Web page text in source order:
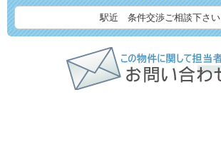
駅近 条件交渉ご相談下さい